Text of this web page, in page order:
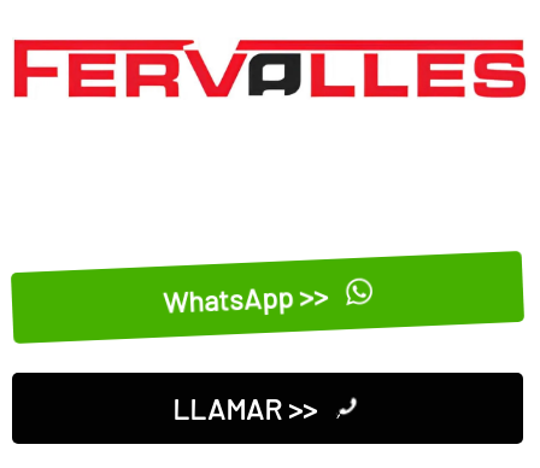
WhatsApp >>
LLAMAR >>